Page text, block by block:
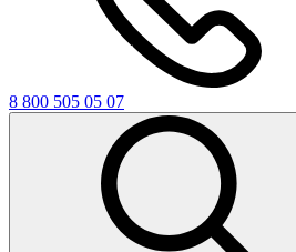
8 800 505 05 07